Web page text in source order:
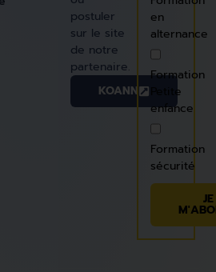
postuler
sur le site
de notre
partenaire.
KOANN
en
alternance
Formation
Petite
enfance
Formation
sécurité
JE